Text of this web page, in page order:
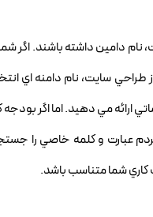
دامين داشته باشند. اگر
سايت، نام دامنه اي
مي دهيد. اما اگر بودجه
عبارت و کلمه خاصي را
کاري شما متناسب باشد.